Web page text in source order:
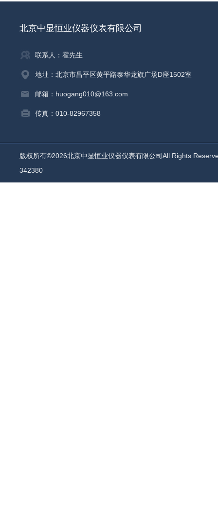
北京中显恒业仪器仪表有限公司
联系人：霍先生
地址：北京市昌平区黄平路泰华龙旗广场D座1502室
邮箱：huogang010@163.com
传真：010-82967358
版权所有©2026北京中显恒业仪器仪表有限公司All Rights
342380